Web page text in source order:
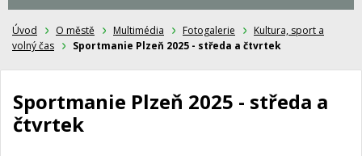
Úvod O městě Multimédia Fotogalerie
Kultura, sport a
volný čas
Sportmanie Plzeň 2025 - středa a čtvrtek
Sportmanie Plzeň 2025 - středa a
čtvrtek